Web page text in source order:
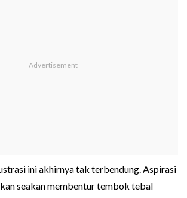
ini akhirnya tak terbendung. Aspirasi
seakan membentur tembok tebal